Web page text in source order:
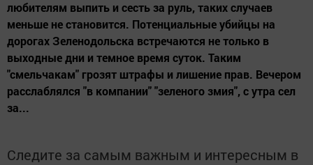
любителям выпить и сесть за руль, таких случаев
меньше не становится. Потенциальные убийцы на
дорогах Зеленодольска встречаются не только в
выходные дни и темное время суток. Таким
"смельчакам" грозят штрафы и лишение прав. Вечером
расслаблялся "в компании" "зеленого змия", с утра сел
за...
Следите за самым важным и интересным в